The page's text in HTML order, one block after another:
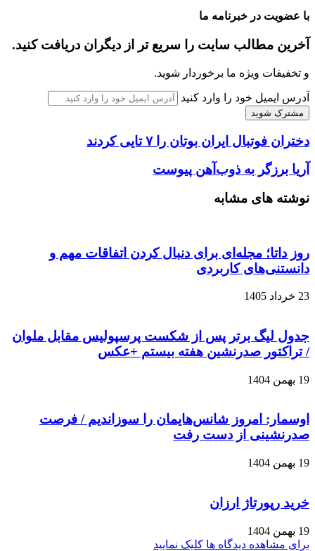
با عضویت در خبرنامه ما
آخرین مطالب سایت را سریع تر از دیگران دریافت کنید.
و تخفیفات ویژه ما برخوردار شوید.
آدرس ایمیل خود را وارد کنید
دختران فوتبال ایران بوتان را ۷ تایی کردند
آریا برزگر به ذوب‌آهن پیوست
نوشته های مشابه
روز داتا؛ مجله‌ای برای دنبال کردن اتفاقات مهم و
دانستنی‌های کاربردی
23 خرداد 1405
جدول لیگ برتر پس از شکست پرسپولیس مقابل ملوان
/ تراکتور صدرنشین هفته بیستم +عکس
19 بهمن 1404
اوسمار: امروز شانس‌هایمان را سوزاندیم / فرصت
صدرنشینی از دست رفت
19 بهمن 1404
خرید رپورتاژ ارزان
19 بهمن 1404
برای مشاهده دیدگاه ها کلیک نمایید